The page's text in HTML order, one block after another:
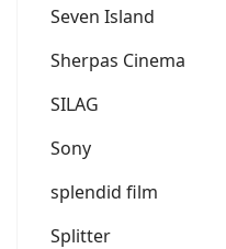
Seven Island
Sherpas Cinema
SILAG
Sony
splendid film
Splitter